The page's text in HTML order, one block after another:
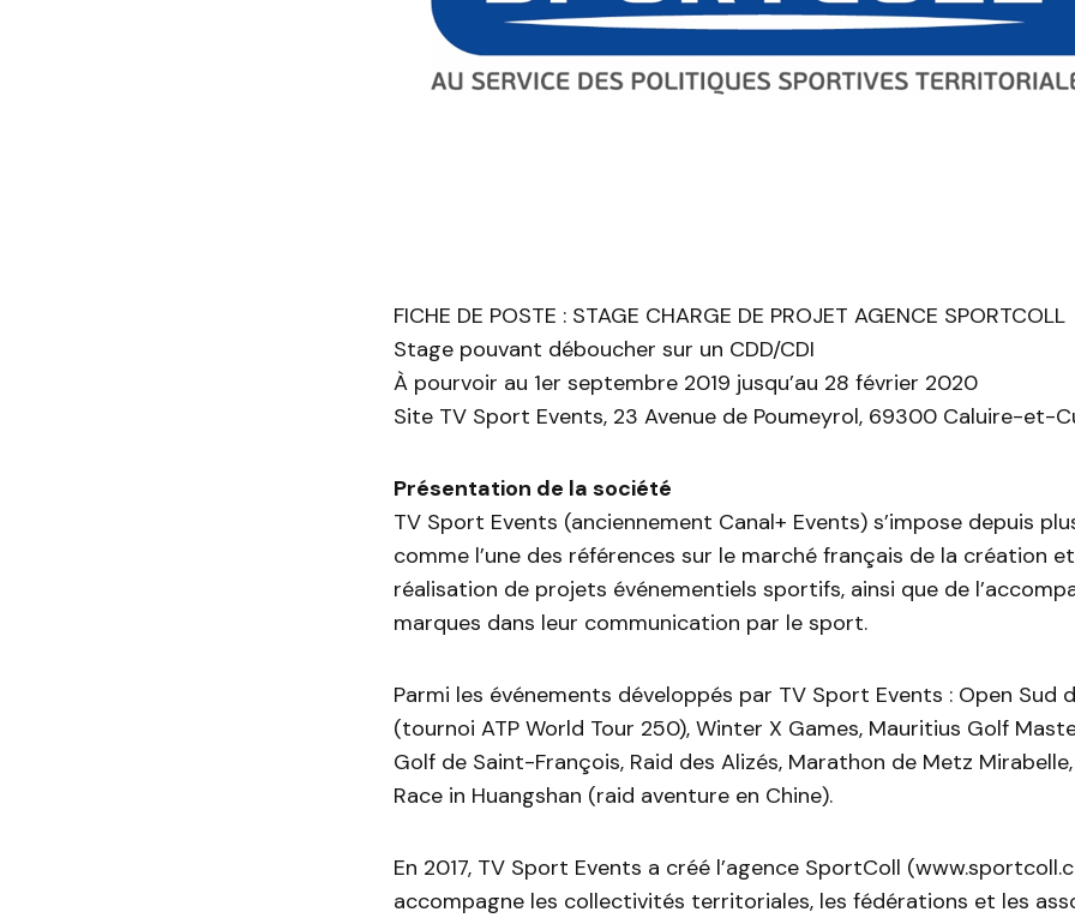
FICHE DE POSTE : STAGE CHARGE DE PROJET AGENCE SPORTCOLL
Stage pouvant déboucher sur un CDD/CDI
À pourvoir au 1er septembre 2019 jusqu’au 28 février 2020
Site TV Sport Events, 23 Avenue de Poumeyrol, 69300 Caluire-et-
Présentation de la société
TV Sport Events (anciennement Canal+ Events) s’impose depuis
comme l’une des références sur le marché français de la création
réalisation de projets événementiels sportifs, ainsi que de
marques dans leur communication par le sport.
Parmi les événements développés par TV Sport Events : Open Sud
(tournoi ATP World Tour 250), Winter X Games, Mauritius Golf
Golf de Saint-François, Raid des Alizés, Marathon de Metz
Race in Huangshan (raid aventure en Chine).
En 2017, TV Sport Events a créé l’agence SportColl
accompagne les collectivités territoriales, les fédérations et les